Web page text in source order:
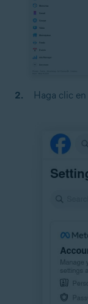
Haga clic en